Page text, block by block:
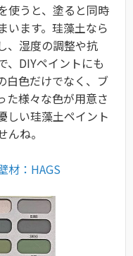
使うと、塗ると同時
います。珪藻土なら
、湿度の調整や抗
、DIYペイントにも
白色だけでなく、ブ
た様々な色が用意さ
しい珪藻土ペイント
ね。
：HAGS